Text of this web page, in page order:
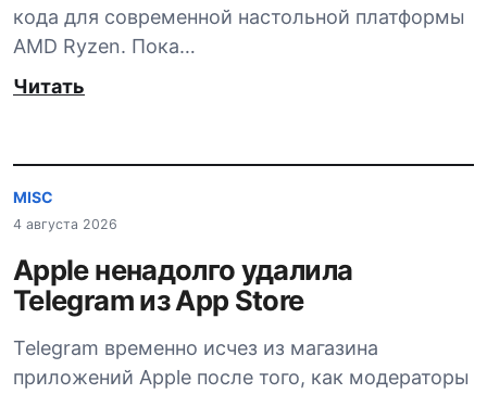
кода для современной настольной платформы
AMD Ryzen. Пока…
Читать
MISC
4 августа 2026
Apple ненадолго удалила
Telegram из App Store
Telegram временно исчез из магазина
приложений Apple после того, как модераторы